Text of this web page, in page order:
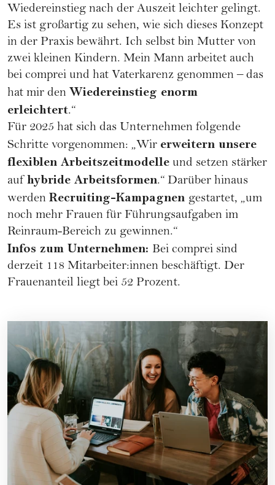
Wiedereinstieg nach der Auszeit leichter gelingt.
Es ist großartig zu sehen, wie sich dieses Konzept
in der Praxis bewährt. Ich selbst bin Mutter von
zwei kleinen Kindern. Mein Mann arbeitet auch
bei comprei und hat Vaterkarenz genommen – das
hat mir den Wiedereinstieg enorm
erleichtert.“
Für 2025 hat sich das Unternehmen folgende
Schritte vorgenommen: „Wir erweitern unsere
flexiblen Arbeitszeitmodelle und setzen stärker
auf hybride Arbeitsformen.“ Darüber hinaus
werden Recruiting-Kampagnen gestartet, „um
noch mehr Frauen für Führungsaufgaben im
Reinraum-Bereich zu gewinnen.“
Infos zum Unternehmen: Bei comprei sind
derzeit 118 Mitarbeiter:innen beschäftigt. Der
Frauenanteil liegt bei 52 Prozent.